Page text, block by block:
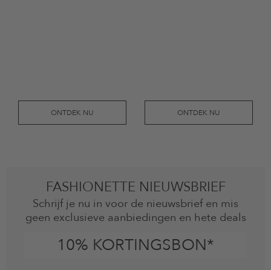
ONTDEK NU ONTDEK NU
FASHIONETTE NIEUWSBRIEF
Schrijf je nu in voor de nieuwsbrief en mis
geen exclusieve aanbiedingen en hete deals
10% KORTINGSBON*